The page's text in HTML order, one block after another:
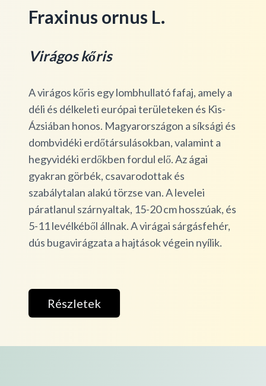
Fraxinus ornus L.
Virágos kőris
A virágos kőris egy lombhullató fafaj, amely a
déli és délkeleti európai területeken és Kis-
Ázsiában honos. Magyarországon a síksági és
dombvidéki erdőtársulásokban, valamint a
hegyvidéki erdőkben fordul elő. Az ágai
gyakran görbék, csavarodottak és
szabálytalan alakú törzse van. A levelei
páratlanul szárnyaltak, 15-20 cm hosszúak, és
5-11 levélkéből állnak. A virágai sárgásfehér,
dús bugavirágzata a hajtások végein nyílik.
Részletek